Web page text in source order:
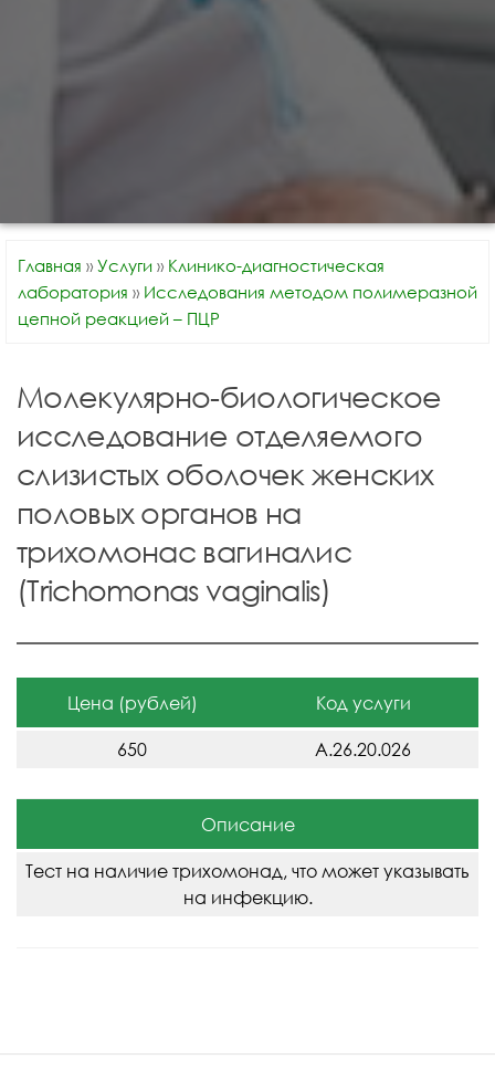
Главная » Услуги » Клинико-диагностическая
лаборатория » Исследования методом полимеразной
цепной реакцией – ПЦР
Молекулярно-биологическое
исследование отделяемого
слизистых оболочек женских
половых органов на
трихомонас вагиналис
(Trichomonas vaginalis)
Цена (рублей) Код услуги
650 A.26.20.026
Описание
Тест на наличие трихомонад, что может указывать
на инфекцию.